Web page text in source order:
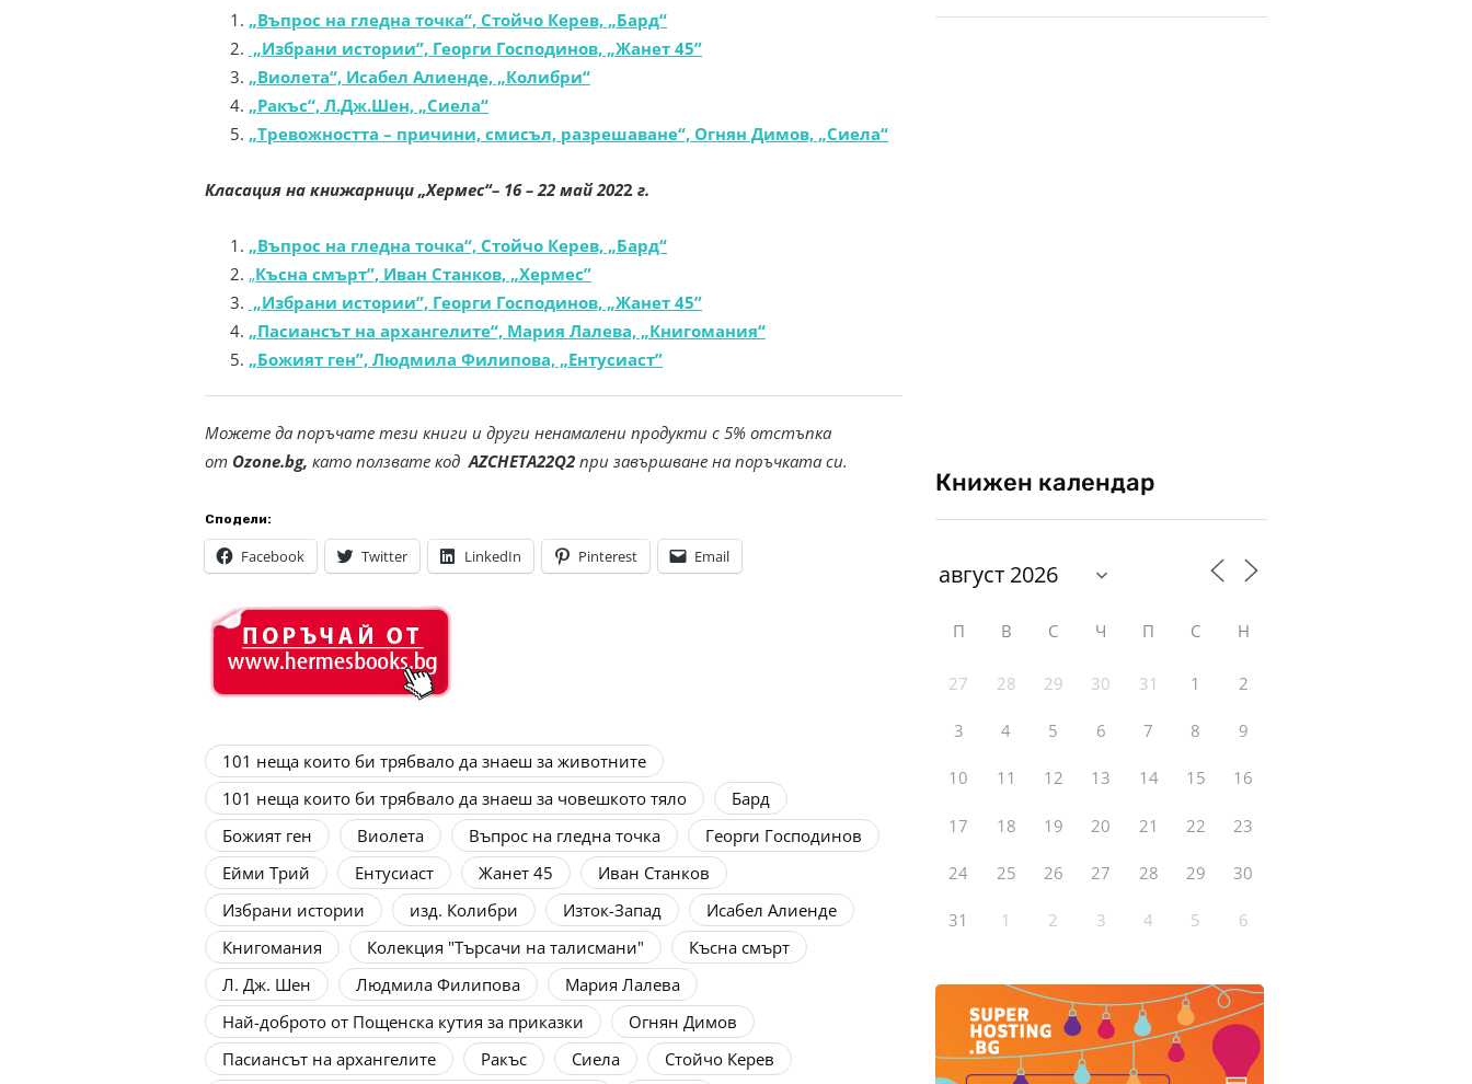
„Въпрос на гледна точка“, Стойчо Керев, „Бард“
„Избрани истории”, Георги Господинов, „Жанет 45”
„Виолета“, Исабел Алиенде, „Колибри“
„Ракъс“, Л.Дж.Шен, „Сиела“
„Тревожността – причини, смисъл, разрешаване“, Огнян Димов, „Сиела“
Класация на книжарници „Хермес“– 16 – 22 май 2022 г.
„Въпрос на гледна точка“, Стойчо Керев, „Бард“
„Късна смърт”, Иван Станков, „Хермес”
„Избрани истории”, Георги Господинов, „Жанет 45”
„Пасиансът на архангелите“, Мария Лалева, „Книгомания“
„Божият ген”, Людмила Филипова, „Ентусиаст”
Можете да поръчате тези книги и други ненамалени продукти с 5% отстъпка
от Ozone.bg, като ползвате код AZCHETA22Q2 при завършване на поръчката си.
Сподели:
Facebook Twitter LinkedIn Pinterest Email
101 неща които би трябвало да знаеш за животните
101 неща които би трябвало да знаеш за човешкото тяло
Бард
Божият ген
Виолета Въпрос на гледна точка
Георги Господинов
Ейми Трий
Ентусиаст Жанет 45
Иван Станков
Избрани истории
изд. Колибри Изток-Запад
Исабел Алиенде
Книгомания
Колекция "Търсачи на талисмани"
Късна смърт
Л. Дж. Шен
Людмила Филипова
Мария Лалева
Най-доброто от Пощенска кутия за приказки
Огнян Димов
Пасиансът на aрхангелите
Ракъс Сиела
Стойчо Керев
Книжен календар
П В С Ч П С Н
27 28 29 30 31 1 2
3 4 5 6 7 8 9
10 11 12 13 14 15 16
17 18 19 20 21 22 23
24 25 26 27 28 29 30
31 1 2 3 4 5 6